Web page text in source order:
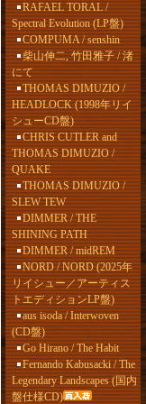
RAFAEL TORAL /
Spectral Evolution (LP盤)
COMPUMA / senshin
柴山伸二, 竹田雅子 / 渚
にて
THOMAS DIMUZIO /
HEADLOCK (1998年リイ
シューCD盤)
CHRIS CUTLER and
THOMAS DIMUZIO /
QUAKE
THOMAS DIMUZIO /
SLEW TEW
DIMMER / THE
SHINING PATH
DIMMER / midREM
NORD / NORD (2025年
リイシュー／アーティス
トエディションLP盤)
aus isoda / Interwoven
(CD盤)
Go Hirano / The Habit
Fernando Kabusacki / The
Legendary Landscapes (国内
盤仕様CD)